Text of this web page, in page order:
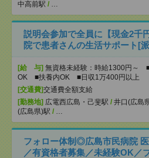
中高前駅 / …
説明会参加で全員に【現金2千
院で患者さんの生活サポート[
[給 与] 無資格未経験：時給1300円～
OK ■扶養内OK ■日収1万400円以上
[交通費]交通費全額支給
[勤務地] 広電西広島・己斐駅 / 井口(広島
(広島県)駅 / …
フォロー体制◎広島市民病院
／有資格者募集／未経験OK／